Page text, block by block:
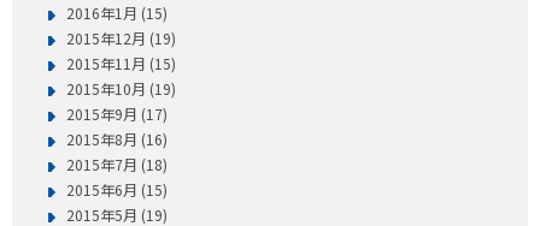
2016年1月 (15)
2015年12月 (19)
2015年11月 (15)
2015年10月 (19)
2015年9月 (17)
2015年8月 (16)
2015年7月 (18)
2015年6月 (15)
2015年5月 (19)